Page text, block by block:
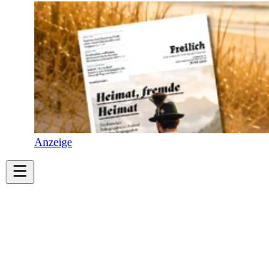
Anzeige